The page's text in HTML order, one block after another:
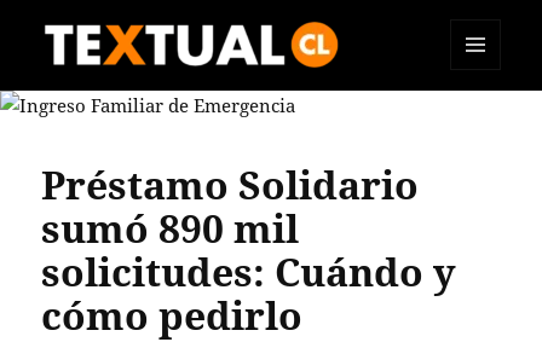
TEXTUAL
Préstamo Solidario
sumó 890 mil
solicitudes: Cuándo y
cómo pedirlo